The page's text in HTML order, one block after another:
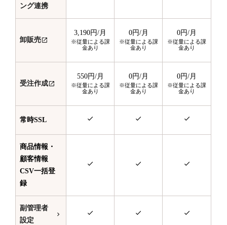
ング連携
卸販売
3,190円/月
※従量による課
金あり
0円/月
※従量による課
金あり
0円/月
※従量による課
金あり
受注作成
550円/月
※従量による課
金あり
0円/月
※従量による課
金あり
0円/月
※従量による課
金あり
常時SSL
商品情報・
顧客情報
CSV一括登
録
副管理者
設定